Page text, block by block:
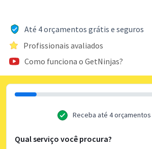
Até 4 orçamentos grátis e seguros
Profissionais avaliados
Como funciona o GetNinjas?
Receba até 4
Qual serviço você procura?